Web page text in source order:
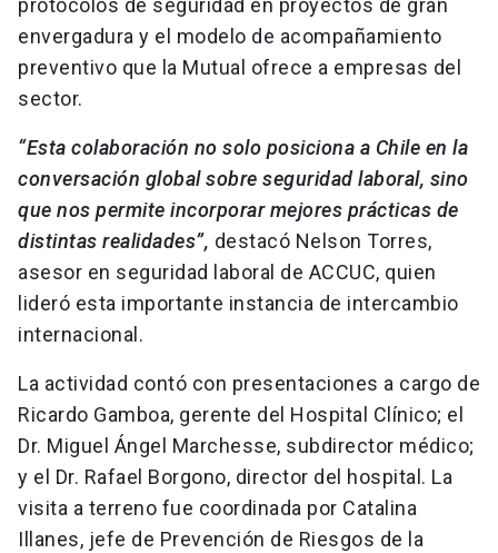
protocolos de seguridad en proyectos de gran
envergadura y el modelo de acompañamiento
preventivo que la Mutual ofrece a empresas del
sector.
“Esta colaboración no solo posiciona a Chile en la
conversación global sobre seguridad laboral, sino
que nos permite incorporar mejores prácticas de
distintas realidades”, destacó Nelson Torres,
asesor en seguridad laboral de ACCUC, quien
lideró esta importante instancia de intercambio
internacional.
La actividad contó con presentaciones a cargo de
Ricardo Gamboa, gerente del Hospital Clínico; el
Dr. Miguel Ángel Marchesse, subdirector médico;
y el Dr. Rafael Borgono, director del hospital. La
visita a terreno fue coordinada por Catalina
Illanes, jefe de Prevención de Riesgos de la